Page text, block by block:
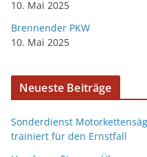
10. Mai 2025
Brennender PKW
10. Mai 2025
Neueste Beiträge
Sonderdienst
trainiert für den Ernstfall